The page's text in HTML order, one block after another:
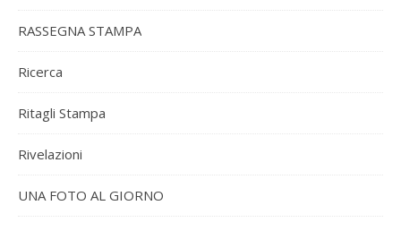
RASSEGNA STAMPA
Ricerca
Ritagli Stampa
Rivelazioni
UNA FOTO AL GIORNO